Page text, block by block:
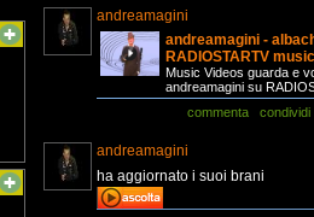
andreamagini
andreamagini -
RADIOSTARTV
Music Videos guarda e
andreamagini su
commenta
condividi
andreamagini
ha aggiornato i suoi brani